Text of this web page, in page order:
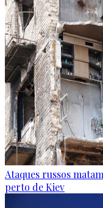
Ataques russos
perto de Kiev